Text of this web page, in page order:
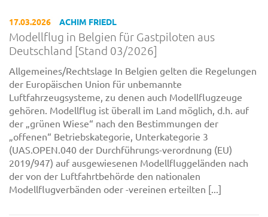
17.03.2026 ACHIM FRIEDL
Modellflug in Belgien für Gastpiloten aus
Deutschland [Stand 03/2026]
Allgemeines/Rechtslage In Belgien gelten die Regelungen
der Europäischen Union für unbemannte
Luftfahrzeugsysteme, zu denen auch Modellflugzeuge
gehören. Modellflug ist überall im Land möglich, d.h. auf
der „grünen Wiese“ nach den Bestimmungen der
„offenen“ Betriebskategorie, Unterkategorie 3
(UAS.OPEN.040 der Durchführungs-verordnung (EU)
2019/947) auf ausgewiesenen Modellfluggeländen nach
der von der Luftfahrtbehörde den nationalen
Modellflugverbänden oder -vereinen erteilten [...]